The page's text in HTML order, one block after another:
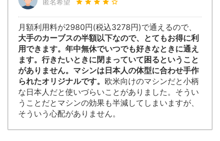
匿名希望
月額利用料が2980円(税込3278円)で通えるので、
大手のカーブスの半額以下なので、とてもお得に利
用できます。年中無休でいつでも好きなときに通え
ます。行きたいときに閉まっていて困るということ
がありません。マシンは日本人の体型に合わせ手作
られたオリジナルです。 欧米向けのマシンだと小柄
な日本人だと使いづらいことがありました。そうい
うことだとマシンの効果も半減してしまいますが、
そういう心配がありません。